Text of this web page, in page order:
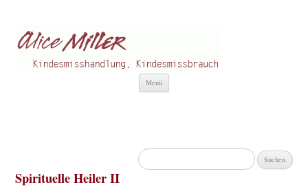
Menü
Suchen
nach:
Spirituelle Heiler II